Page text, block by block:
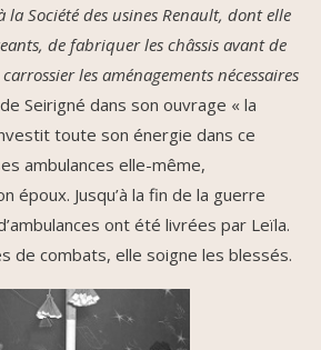
la Société des usines Renault, dont elle
de fabriquer les châssis avant de
les aménagements nécessaires
Seirigné dans son ouvrage « la
toute son énergie dans ce
ambulances elle-même,
époux. Jusqu’à la fin de la guerre
ont été livrées par Leïla.
de combats, elle soigne les blessés.